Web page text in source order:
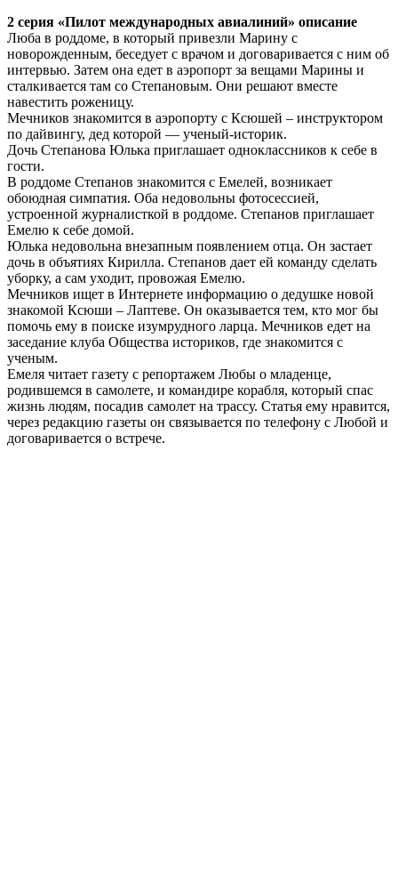
2 серия «Пилот международных авиалиний» описание
Люба в роддоме, в который привезли Марину с
новорожденным, беседует с врачом и договаривается с ним об
интервью. Затем она едет в аэропорт за вещами Марины и
сталкивается там со Степановым. Они решают вместе
навестить роженицу.
Мечников знакомится в аэропорту с Ксюшей – инструктором
по дайвингу, дед которой — ученый-историк.
Дочь Степанова Юлька приглашает одноклассников к себе в
гости.
В роддоме Степанов знакомится с Емелей, возникает
обоюдная симпатия. Оба недовольны фотосессией,
устроенной журналисткой в роддоме. Степанов приглашает
Емелю к себе домой.
Юлька недовольна внезапным появлением отца. Он застает
дочь в объятиях Кирилла. Степанов дает ей команду сделать
уборку, а сам уходит, провожая Емелю.
Мечников ищет в Интернете информацию о дедушке новой
знакомой Ксюши – Лаптеве. Он оказывается тем, кто мог бы
помочь ему в поиске изумрудного ларца. Мечников едет на
заседание клуба Общества историков, где знакомится с
ученым.
Емеля читает газету с репортажем Любы о младенце,
родившемся в самолете, и командире корабля, который спас
жизнь людям, посадив самолет на трассу. Статья ему нравится,
через редакцию газеты он связывается по телефону с Любой и
договаривается о встрече.